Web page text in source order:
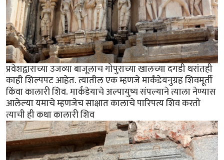
प्रवेशद्वाराच्या उजव्या बाजूलाच गोपुराच्या खालच्या दगडी थरांतही
काही शिल्पपट आहेत. त्यातील एक म्हणजे मार्कंडेयनुग्रह शिवमूर्ती
किंवा कालारी शिव. मार्कंडेयाचे अल्पायुष्य संपल्याने त्याला नेण्यास
आलेल्या यमाचे म्हणजेच साक्षात कालाचे पारिपत्य शिव करतो
त्याची ही कथा कालारी शिव